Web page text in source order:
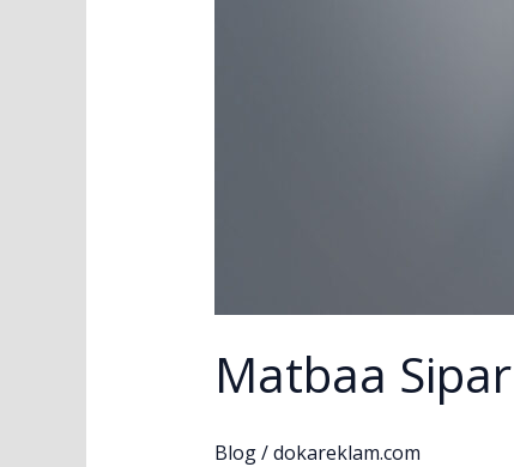
Matbaa
Blog/dokareklam.com